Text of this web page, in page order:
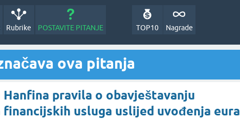
Rubrike POSTAVITE PITANJE Nagrade
TOP10
ova pitanja
Hanfina pravila o obavještavanju
usluga uslijed uvođenja eura